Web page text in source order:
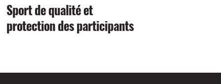
Sport de qualité et
protection des participants